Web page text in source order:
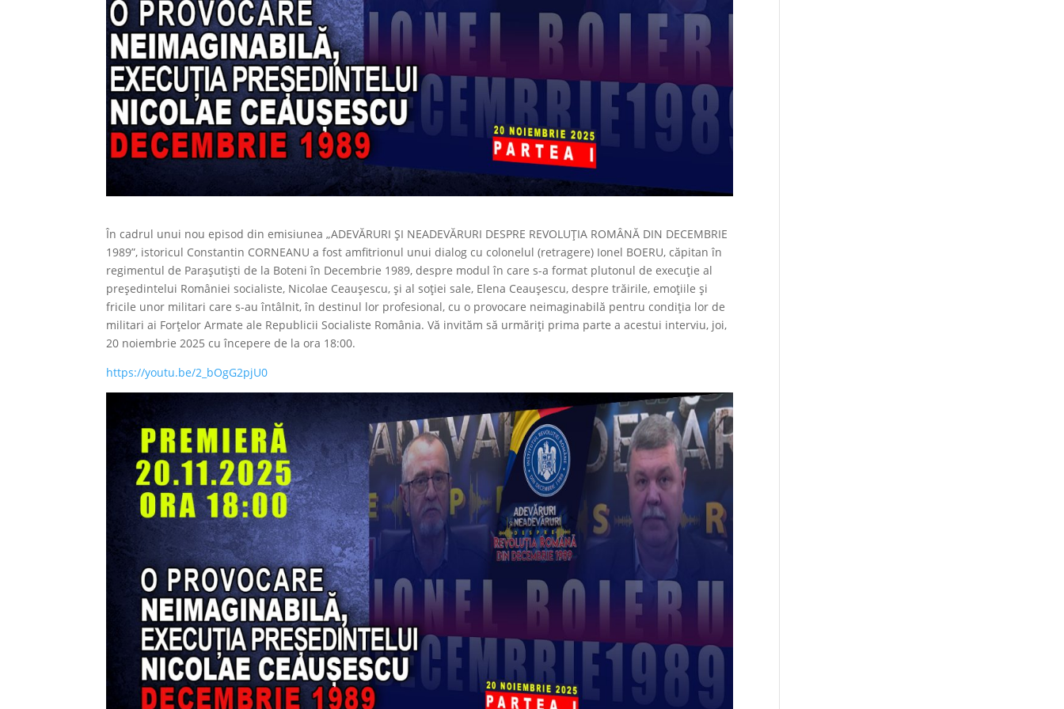
În cadrul unui nou episod din emisiunea „ADEVĂRURI ȘI NEADEVĂRURI DESPRE REVOLUȚIA ROMÂNĂ DIN DECEMBRIE
1989”, istoricul Constantin CORNEANU a fost amfitrionul unui dialog cu colonelul (retragere) Ionel BOERU, căpitan în
regimentul de Parașutiști de la Boteni în Decembrie 1989, despre modul în care s-a format plutonul de execuție al
președintelui României socialiste, Nicolae Ceaușescu, și al soției sale, Elena Ceaușescu, despre trăirile, emoțiile și
fricile unor militari care s-au întâlnit, în destinul lor profesional, cu o provocare neimaginabilă pentru condiția lor de
militari ai Forțelor Armate ale Republicii Socialiste România. Vă invităm să urmăriți prima parte a acestui interviu, joi,
20 noiembrie 2025 cu începere de la ora 18:00.
https://youtu.be/2_bOgG2pjU0